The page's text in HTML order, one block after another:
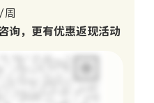
周
询，更有优惠返现活动